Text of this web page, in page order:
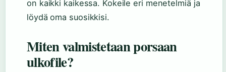
on kaikki kaikessa. Kokeile eri menetelmiä ja
löydä oma suosikkisi.
Miten valmistetaan porsaan
ulkofile?